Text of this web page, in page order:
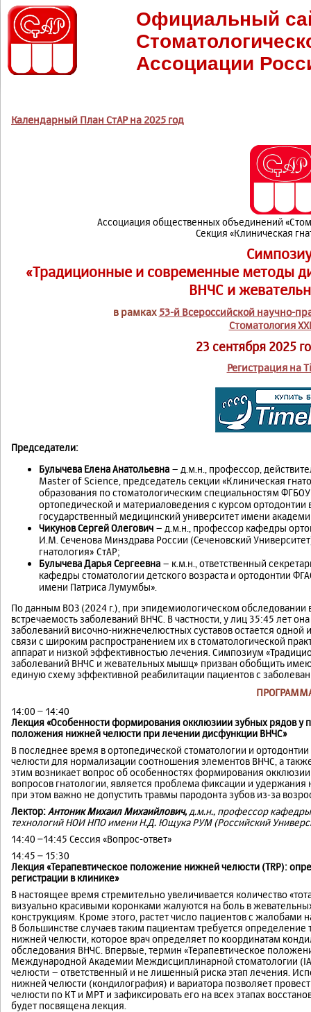
Официальный
Ассоциации
Календарный План СтАР на 2025 год
Ассоциация общественных объединений
Секция «Клиническая
«Традиционные и современные методы
ВНЧС и
в рамках 53-й Всероссийской научно-
Стоматология
23 сентября 2025
Регистрация на
Председатели:
Булычева Елена Анатольевна – д.м.н., профессор,
Master of Science, председатель секции «Клиническая
образования по стоматологическим специальностям
ортопедической и материаловедения с курсом
государственный медицинский университет имени
Чикунов Сергей Олегович – д.м.н., профессор кафедры
И.М. Сеченова Минздрава России (Сеченовский
гнатология» СтАР;
Булычева Дарья Сергеевна – к.м.н., ответственный
кафедры стоматологии детского возраста и ортодонтии
имени Патриса Лумумбы».
По данным ВОЗ (2024 г.), при эпидемиологическом обследовании
встречаемость заболеваний ВНЧС. В частности, у лиц 35:45 лет
заболеваний височно-нижнечелюстных суставов остается
связи с широким распространением их в стоматологической
аппарат и низкой эффективностью лечения. Симпозиум
заболеваний ВНЧС и жевательных мышц» призван обобщить
единую схему эффективной реабилитации пациентов с
14:00 − 14:40
Лекция «Особенности формирования окклюзиии зубных рядов у
положения нижней челюсти при лечении дисфункции ВНЧС»
В последнее время в ортопедической стоматологии и
челюсти для нормализации соотношения элементов ВНЧС, а
этим возникает вопрос об особенностях формирования
вопросов гнатологии, является проблема фиксации и
при этом важно не допустить травмы пародонта зубов из-за
Лектор:Антоник Михаил Михаийлович,д.м.н., профессор
технологий НОИ НПО имени Н.Д. Ющука РУМ (Российский
14:40 −14:45 Сессия «Вопрос-ответ»
14:45 − 15:30
Лекция «Терапевтическое положение нижней челюсти (TRP):
регистрации в клинике»
В настоящее время стремительно увеличивается количество
визуально красивыми коронками жалуются на боль в
конструкциям. Кроме этого, растет число пациентов с
В большинстве случаев таким пациентам требуется
нижней челюсти, которое врач определяет по координатам
обследования ВНЧС. Впервые, термин «Терапевтическое
Международной Академии Междисциплинарной стоматологии
челюсти – ответственный и не лишенный риска этап лечения.
нижней челюсти (кондилография) и вариатора позволяет
челюсти по КТ и МРТ и зафиксировать его на всех этапах
будет посвящена лекция.